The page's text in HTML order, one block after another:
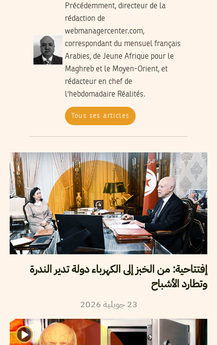
Précédemment, directeur de la
rédaction de
webmanagercenter.com,
correspondant du mensuel français
Arabies, de Jeune Afrique pour le
Maghreb et le Moyen-Orient, et
rédacteur en chef de
l'hebdomadaire Réalités.
Tous ses articles
إفتتاحية: من الخبز إلى الكهرباء دولة تدير الندرة
وتطارد الأشباح
23 جويلية2026